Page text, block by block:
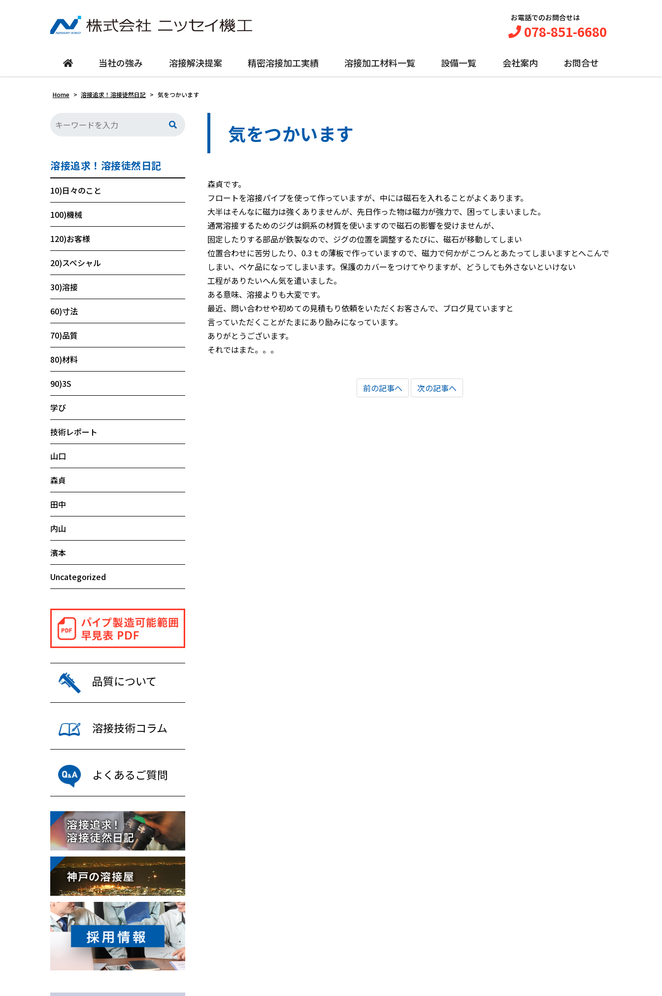
お電話でのお問合せは
078-851-6680
当社の強み 溶接解決提案 精密溶接加工実績 溶接加工材料一覧 設備一覧 会社案内 お問合せ
Home > 溶接追求！溶接徒然日記 > 気をつかいます
気をつかいます
森貞です。
フロートを溶接パイプを使って作っていますが、中には磁石を入れることがよくあります。
大半はそんなに磁力は強くありませんが、先日作った物は磁力が強力で、困ってしまいました。
通常溶接するためのジグは銅系の材質を使いますので磁石の影響を受けませんが、
固定したりする部品が鉄製なので、ジグの位置を調整するたびに、磁石が移動してしまい
位置合わせに苦労したり、0.3ｔの薄板で作っていますので、磁力で何かがこつんとあたってしまいますとへこんで
しまい、ペケ品になってしまいます。保護のカバーをつけてやりますが、どうしても外さないといけない
工程がありたいへん気を遣いました。
ある意味、溶接よりも大変です。
最近、問い合わせや初めての見積もり依頼をいただくお客さんで、ブログ見ていますと
言っていただくことがたまにあり励みになっています。
ありがとうございます。
それではまた。。。
前の記事へ 次の記事へ
溶接追求！溶接徒然日記
10)日々のこと
100)機械
120)お客様
20)スペシャル
30)溶接
60)寸法
70)品質
80)材料
90)3S
学び
技術レポート
山口
森貞
田中
内山
濱本
Uncategorized
品質について
溶接技術コラム
よくあるご質問